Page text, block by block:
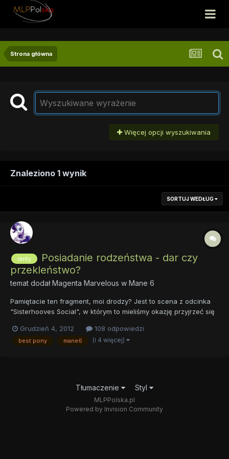
Strona główna
Więcej opcji wyszukiwania
Znaleziono 1 wynik
SORTUJ WEDŁUG
rarity
Posiadanie rodzeństwa - dar czy
przekleństwo?
temat dodałMagenta Marvelous w Mane 6
Pamiętacie ten fragment, moi drodzy? Jest to scena z odcinka
"Sisterhooves Social", w którym to mieliśmy okazję przyjrzeć się
Was oglądając początek odcinka (lub przypatrując się temu GIF-
owi) pomyślało: " Tak, między mną i moją sios...
Grudzień 4, 2012 108 odpowiedzi
best pony mane6 (i 4 więcej)
Tłumaczenie Styl
MLPPolska.pl
Powered by Invision Community